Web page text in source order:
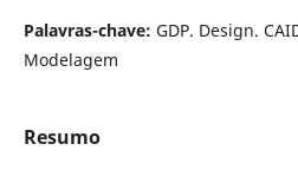
Palavras-chave: GDP. Design.
Modelagem
Resumo